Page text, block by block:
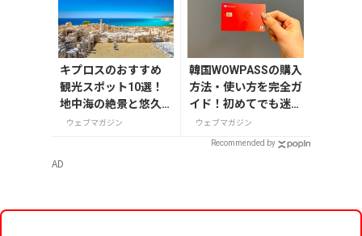
キプロスのおすすめ
観光スポット10選！
地中海の絶景と悠久
の歴史を巡る
ウェブマガジン
韓国WOWPASSの購入
方法・使い方を完全ガ
イド！初めてでも迷わ
ない
ウェブマガジン
Recommended by
AD